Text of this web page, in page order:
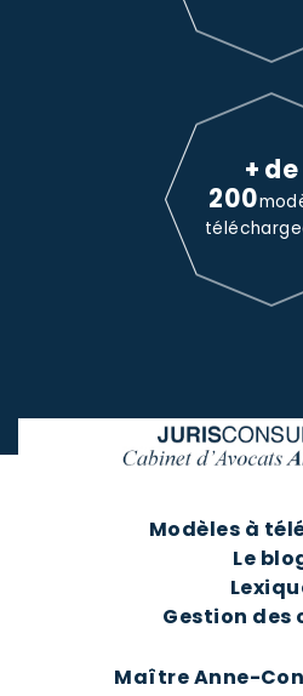
+ de
200
Modèles à
Le
Gestion des
Maître Anne-